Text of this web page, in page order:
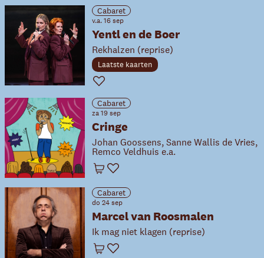
Cabaret
v.a. 16 sep
Yentl en de Boer
Rekhalzen (reprise)
Laatste kaarten
Favoriet
Cabaret
za 19 sep
Cringe
Johan Goossens, Sanne Wallis de Vries,
Remco Veldhuis e.a.
Winkelwagen
Favoriet
Cabaret
do 24 sep
Marcel van Roosmalen
Ik mag niet klagen (reprise)
Winkelwagen
Favoriet